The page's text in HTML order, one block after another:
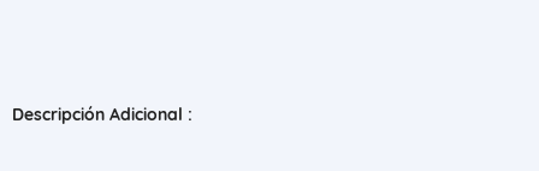
Descripción Adicional :